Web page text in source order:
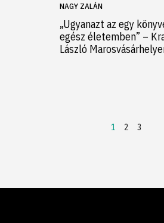
NAGY ZALÁN
„Ugyanazt az egy
egész életemben” –
László
1 2 3